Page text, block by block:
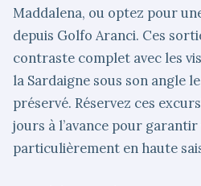
Maddalena, ou optez pour
depuis Golfo Aranci. Ces
contraste complet avec les
la Sardaigne sous son angle
préservé. Réservez ces
jours à l’avance pour
particulièrement en haute